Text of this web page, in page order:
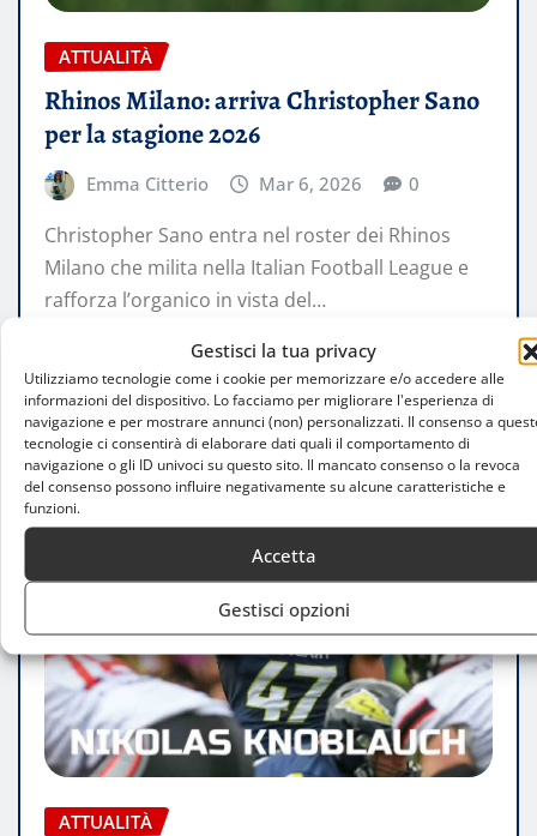
Gestisci la tua privacy
Utilizziamo tecnologie come i cookie per memorizzare e/o accedere alle
informazioni del dispositivo. Lo facciamo per migliorare l'esperienza di
navigazione e per mostrare annunci (non) personalizzati. Il consenso a
tecnologie ci consentirà di elaborare dati quali il comportamento di
navigazione o gli ID univoci su questo sito. Il mancato consenso o la revoca
del consenso possono influire negativamente su alcune caratteristiche e
funzioni.
Accetta
Gestisci opzioni
ATTUALITÀ
Rhinos Milano: arriva Christopher Sano
per la stagione 2026
Emma Citterio Mar 6, 2026 0
Christopher Sano entra nel roster dei Rhinos
Milano che milita nella Italian Football League e
rafforza l’organico in vista del…
ATTUALITÀ